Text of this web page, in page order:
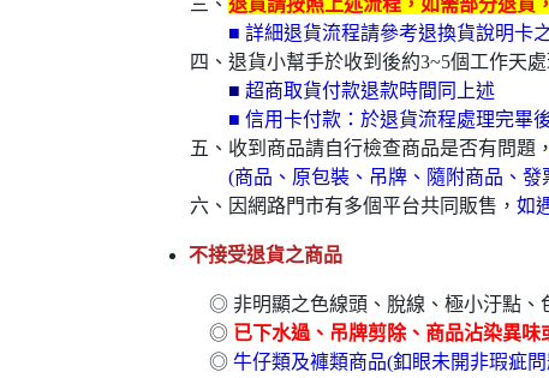
三、 退貨請按照上述流程，如需部分退貨
■ 詳細退貨流程請參考退換貨說明卡
四、退貨小幫手於收到後約3~5個工作天
■ 超商取貨付款退款時間同上述
■ 信用卡付款：於退貨流程處理完畢
五、收到商品請自行檢查商品是否有問題，
(商品、原包裝、吊牌、隨附商品、發
六、因網路門市有多個平台共同販售， 如
不接受退貨之商品
◎ 非明顯之色線頭、脫線、極小汙點、
◎ 已下水過、吊牌剪除、商品沾染異
◎ 牛仔類及褲類商品(釦眼未開非瑕疵